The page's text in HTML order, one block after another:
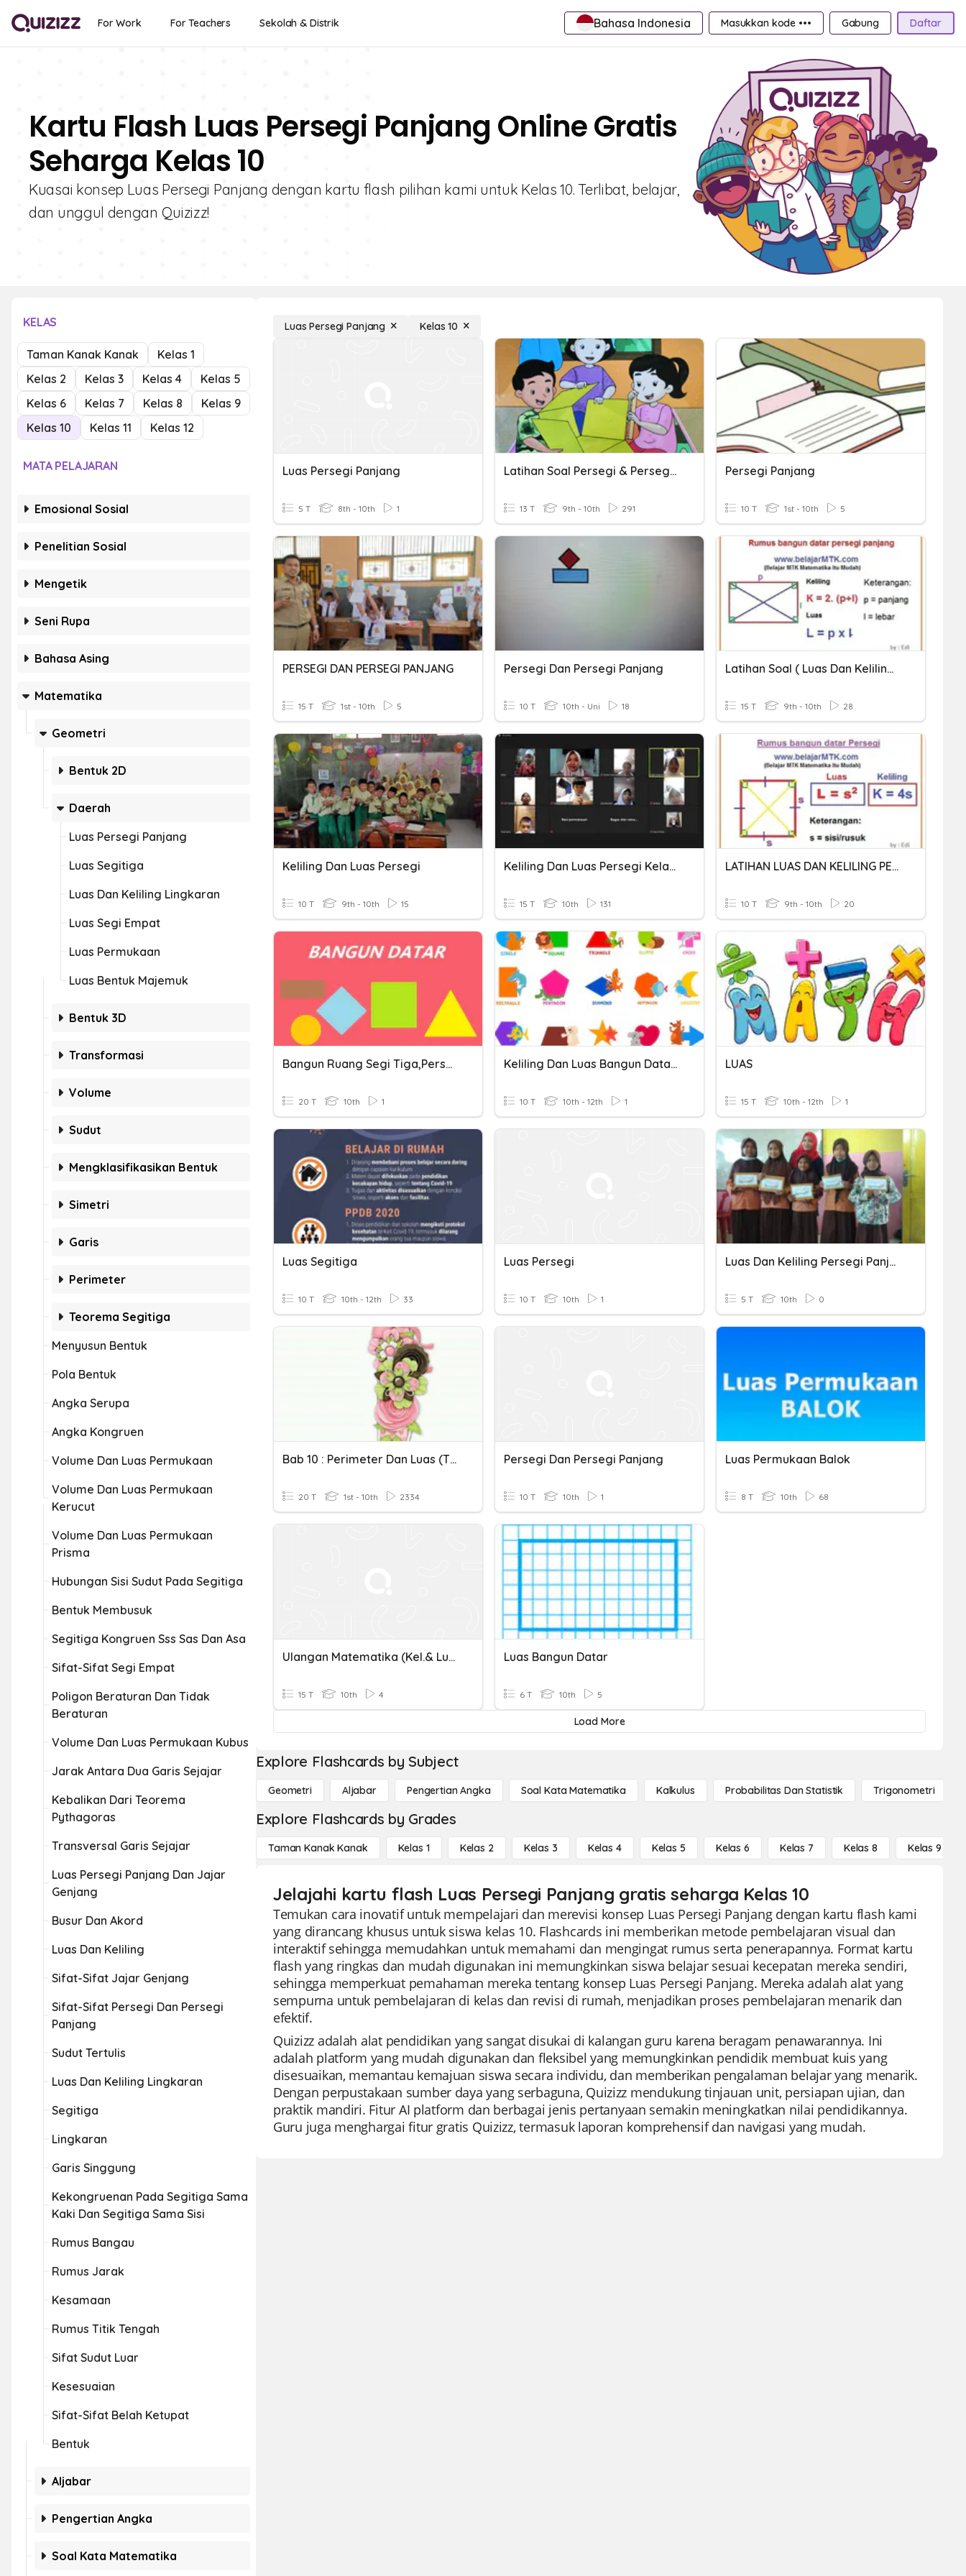
For Work For Teachers Sekolah & Distrik Bahasa Indonesia Masukkan kode ••• Gabung Daftar
Kartu Flash Luas Persegi Panjang Online Gratis
Seharga Kelas 10
Kuasai konsep Luas Persegi Panjang dengan kartu flash pilihan kami untuk Kelas 10. Terlibat, belajar,
dan unggul dengan Quizizz!
KELAS
Taman Kanak Kanak
Kelas 1
Kelas 2
Kelas 3 Kelas 4
Kelas 5
Kelas 6
Kelas 7 Kelas 8
Kelas 9
Kelas 10
Kelas 11 Kelas 12
MATA PELAJARAN
Emosional Sosial
Penelitian Sosial
Mengetik
Seni Rupa
Bahasa Asing
Matematika
Geometri
Bentuk 2D
Daerah
Luas Persegi Panjang
Luas Segitiga
Luas Dan Keliling Lingkaran
Luas Segi Empat
Luas Permukaan
Luas Bentuk Majemuk
Bentuk 3D
Transformasi
Volume
Sudut
Mengklasifikasikan Bentuk
Simetri
Garis
Perimeter
Teorema Segitiga
Menyusun Bentuk
Pola Bentuk
Angka Serupa
Angka Kongruen
Volume Dan Luas Permukaan
Volume Dan Luas Permukaan
Kerucut
Volume Dan Luas Permukaan
Prisma
Hubungan Sisi Sudut Pada Segitiga
Bentuk Membusuk
Segitiga Kongruen Sss Sas Dan Asa
Sifat-Sifat Segi Empat
Poligon Beraturan Dan Tidak
Beraturan
Volume Dan Luas Permukaan Kubus
Jarak Antara Dua Garis Sejajar
Kebalikan Dari Teorema
Pythagoras
Transversal Garis Sejajar
Luas Persegi Panjang Dan Jajar
Genjang
Busur Dan Akord
Luas Dan Keliling
Sifat-Sifat Jajar Genjang
Sifat-Sifat Persegi Dan Persegi
Panjang
Sudut Tertulis
Luas Dan Keliling Lingkaran
Segitiga
Lingkaran
Garis Singgung
Kekongruenan Pada Segitiga Sama
Kaki Dan Segitiga Sama Sisi
Rumus Bangau
Rumus Jarak
Kesamaan
Rumus Titik Tengah
Sifat Sudut Luar
Kesesuaian
Sifat-Sifat Belah Ketupat
Bentuk
Aljabar
Pengertian Angka
Soal Kata Matematika
Luas Persegi Panjang Kelas 10
Luas Persegi Panjang
5 T 8th - 10th 1
Latihan Soal Persegi & Persegi Panjang
13 T 9th - 10th 291
Persegi Panjang
10 T 1st - 10th 5
PERSEGI DAN PERSEGI PANJANG
15 T 1st - 10th 5
Persegi Dan Persegi Panjang
10 T 10th - Uni 18
Latihan Soal ( Luas Dan Keliling Persegi Panjang)
15 T 9th - 10th 28
Keliling Dan Luas Persegi
10 T 9th - 10th 15
Keliling Dan Luas Persegi Kelas 4
15 T 10th 131
LATIHAN LUAS DAN KELILING PERSEGI
10 T 9th - 10th 20
Bangun Ruang Segi Tiga,persegi Dan Persegi Panjang
20 T 10th 1
Keliling Dan Luas Bangun Datar Persegi Panjang
10 T 10th - 12th 1
LUAS
15 T 10th - 12th 1
Luas Segitiga
10 T 10th - 12th 33
Luas Persegi
10 T 10th 1
Luas Dan Keliling Persegi Panjang
5 T 10th 0
Bab 10 : Perimeter Dan Luas (Tingkatan 1)
20 T 1st - 10th 2334
Persegi Dan Persegi Panjang
10 T 10th 1
Luas Permukaan Balok
8 T 10th 68
Ulangan Matematika (kel.& Luas Persegi, Persegi Panjang Dan
15 T 10th 4
Luas Bangun Datar
6 T 10th 5
Load More
Explore Flashcards by Subject
Geometri Aljabar Pengertian Angka Soal Kata Matematika Kalkulus Probabilitas Dan Statistik Trigonometri
Explore Flashcards by Grades
Taman Kanak Kanak Kelas 1 Kelas 2 Kelas 3 Kelas 4 Kelas 5 Kelas 6 Kelas 7 Kelas 8 Kelas 9
Jelajahi kartu flash Luas Persegi Panjang gratis seharga Kelas 10
Temukan cara inovatif untuk mempelajari dan merevisi konsep Luas Persegi Panjang dengan kartu flash kami
yang dirancang khusus untuk siswa kelas 10. Flashcards ini memberikan metode pembelajaran visual dan
interaktif sehingga memudahkan untuk memahami dan mengingat rumus serta penerapannya. Format kartu
flash yang ringkas dan mudah digunakan ini memungkinkan siswa belajar sesuai kecepatan mereka sendiri,
sehingga memperkuat pemahaman mereka tentang konsep Luas Persegi Panjang. Mereka adalah alat yang
sempurna untuk pembelajaran di kelas dan revisi di rumah, menjadikan proses pembelajaran menarik dan
efektif.
Quizizz adalah alat pendidikan yang sangat disukai di kalangan guru karena beragam penawarannya. Ini
adalah platform yang mudah digunakan dan fleksibel yang memungkinkan pendidik membuat kuis yang
disesuaikan, memantau kemajuan siswa secara individu, dan memberikan pengalaman belajar yang menarik.
Dengan perpustakaan sumber daya yang serbaguna, Quizizz mendukung tinjauan unit, persiapan ujian, dan
praktik mandiri. Fitur AI platform dan berbagai jenis pertanyaan semakin meningkatkan nilai pendidikannya.
Guru juga menghargai fitur gratis Quizizz, termasuk laporan komprehensif dan navigasi yang mudah.